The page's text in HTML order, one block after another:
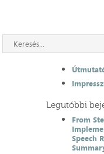
Legutóbbi
From
Speech